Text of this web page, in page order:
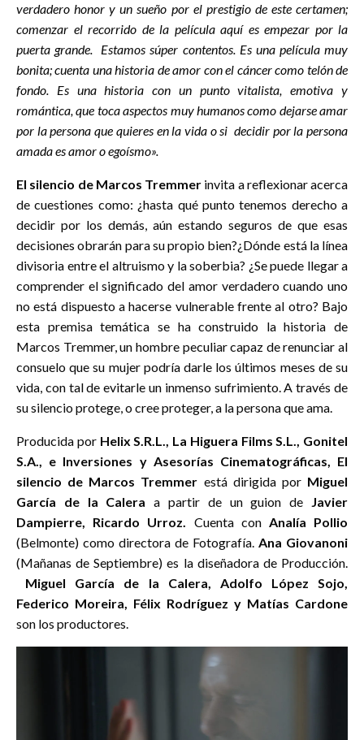
verdadero honor y un sueño por el prestigio de este certamen;
comenzar el recorrido de la película aquí es empezar por la
puerta grande. Estamos súper contentos. Es una película muy
bonita; cuenta una historia de amor con el cáncer como telón de
fondo. Es una historia con un punto vitalista, emotiva y
romántica, que toca aspectos muy humanos como dejarse amar
por la persona que quieres en la vida o si decidir por la persona
amada es amor o egoísmo».
El silencio de Marcos Tremmer invita a reflexionar acerca
de cuestiones como: ¿hasta qué punto tenemos derecho a
decidir por los demás, aún estando seguros de que esas
decisiones obrarán para su propio bien?¿Dónde está la línea
divisoria entre el altruismo y la soberbia? ¿Se puede llegar a
comprender el significado del amor verdadero cuando uno
no está dispuesto a hacerse vulnerable frente al otro? Bajo
esta premisa temática se ha construido la historia de
Marcos Tremmer, un hombre peculiar capaz de renunciar al
consuelo que su mujer podría darle los últimos meses de su
vida, con tal de evitarle un inmenso sufrimiento. A través de
su silencio protege, o cree proteger, a la persona que ama.
Producida por Helix S.R.L., La Higuera Films S.L., Gonitel
S.A., e Inversiones y Asesorías Cinematográficas, El
silencio de Marcos Tremmer está dirigida porMiguel
García de la Calera a partir de un guion de Javier
Dampierre, Ricardo Urroz. Cuenta conAnalía Pollio
(Belmonte) como directora de Fotografía. Ana Giovanoni
(Mañanas de Septiembre) es la diseñadora de Producción.
Miguel García de la Calera, Adolfo López Sojo,
Federico Moreira, Félix Rodríguez y Matías Cardone
son los productores.